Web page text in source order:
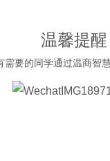
温馨提醒
要的同学通过温商智